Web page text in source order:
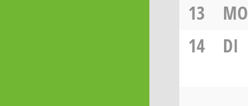
13
MO
14
DI